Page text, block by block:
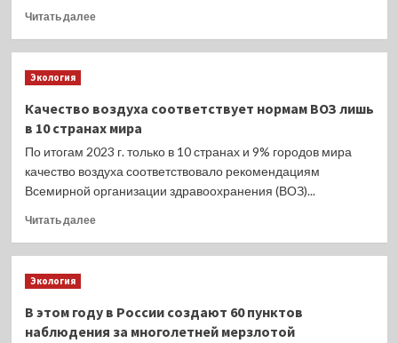
температуры,
что
привело
испарения
воды
поверхности.
Как
следствие
соленость
Азовского
моря,
условия
Читать далееПрочитать
предложений
Минтранса
о
рыбацких
судов
Экология
Качество воздуха соответствует нормам ВОЗ лишь
в 10 странах мира
По итогам 2023 г. только в 10 странах и 9% городов мира
качество воздуха соответствовало рекомендациям
Всемирной организации здравоохранения (ВОЗ)...
Читать далееПрочитать
нормам
ВОЗ
Экология
В этом году в России создают 60 пунктов
наблюдения за многолетней мерзлотой